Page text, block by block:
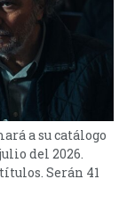
a su catálogo
del 2026.
Serán 41
la pradera,
lista completa,